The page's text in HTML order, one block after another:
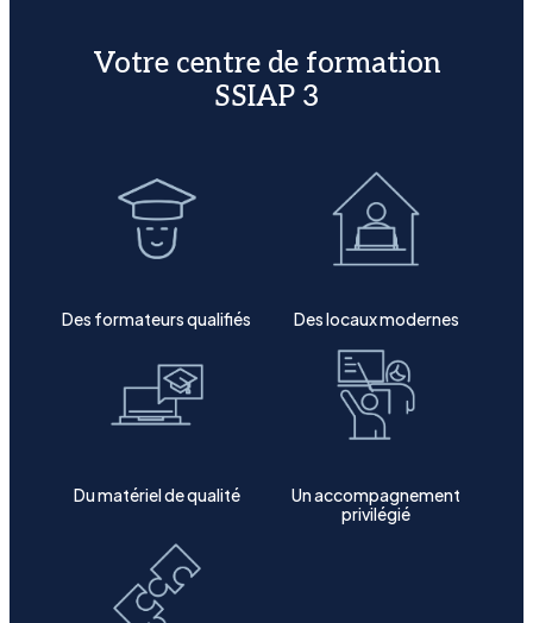
Votre centre de formation
SSIAP 3
Des formateurs qualifiés Des locaux modernes
Du matériel de qualité
Un accompagnement
privilégié